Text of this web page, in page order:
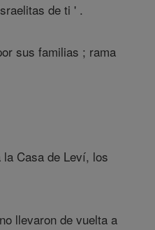
de ti ' .
sus familias ; rama
Casa de Leví, los
llevaron de vuelta a